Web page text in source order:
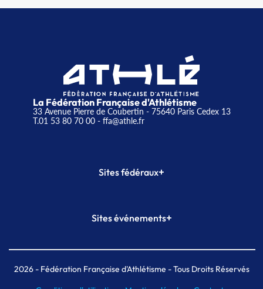
La Fédération Française d'Athlétisme
33 Avenue Pierre de Coubertin - 75640 Paris Cedex 13
T.01 53 80 70 00- ffa@athle.fr
Sites fédéraux+
Plateforme Formation
Sites événements+
Meeting de Paris indoor
MAIF Ekiden de Paris
2026- Fédération Française d'Athlétisme - Tous Droits Réservés